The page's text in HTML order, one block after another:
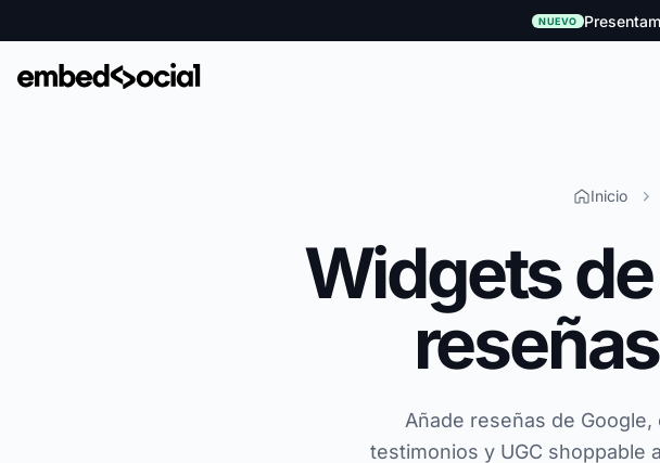
NUEVO
Inicio
Widgets
Añade reseñas de
testimonios y UGC shoppable